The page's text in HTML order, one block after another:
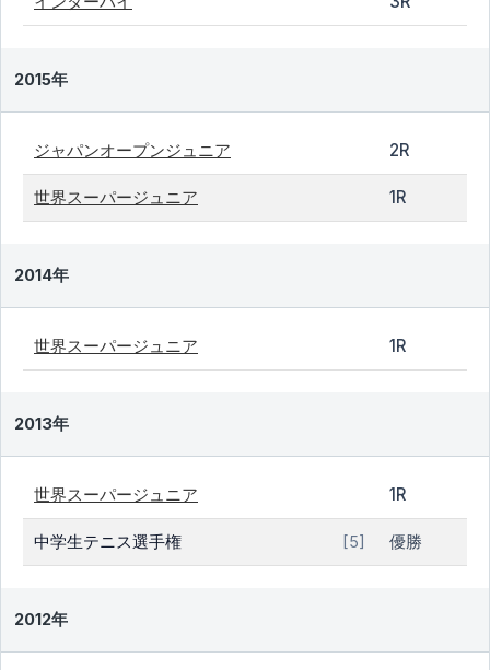
2015年
ジャパンオープンジュニア 2R
世界スーパージュニア 1R
2014年
世界スーパージュニア 1R
2013年
世界スーパージュニア 1R
中学生テニス選手権 [5] 優勝
2012年